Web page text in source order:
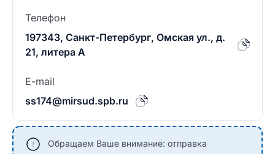
Телефон
197343, Санкт-Петербург, Омская ул., д.
21, литера А
E-mail
ss174@mirsud.spb.ru
Обращаем Ваше внимание: отправка